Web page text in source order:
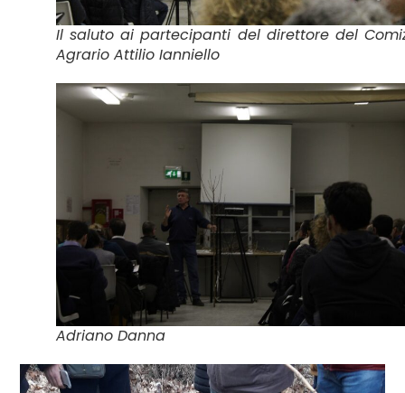
Il saluto ai partecipanti del direttore del
Agrario Attilio Ianniello
Adriano Danna